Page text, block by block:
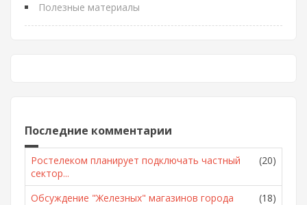
Полезные материалы
Последние комментарии
Ростелеком планирует подключать частный
сектор...
(20)
Обсуждение "Железных" магазинов города
(18)